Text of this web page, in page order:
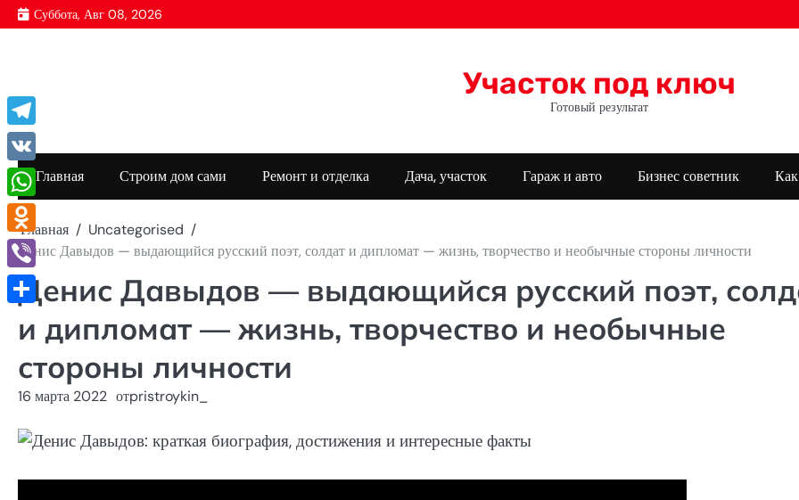
Перейти
к
Суббота, Авг 08, 2026
Участок под ключ
Готовый результат
Главная Строим дом сами Ремонт и отделка Дача, участок Гараж и авто Бизнес советник
Главная
Uncategorised
Денис Давыдов — выдающийся русский поэт, солдат и дипломат — жизнь, творчество и необычные стороны личности
Денис Давыдов — выдающийся русский поэт,
и дипломат — жизнь, творчество и необычные
стороны личности
16 марта 2022 отpristroykin_
Telegram
VK
WhatsApp
Odnoklassniki
Viber